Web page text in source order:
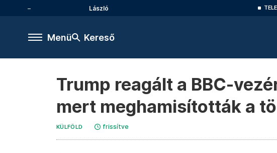
László
Menü Kereső
Trump reagált a BBC-
mert meghamisították a
KÜLFÖLD frissítve